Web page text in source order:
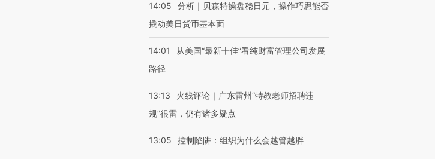
14:05
分析｜贝森特操盘稳日元，操作巧思能否
撬动美日货币基本面
14:01
从美国“最新十佳”看纯财富管理公司发展
路径
13:13
火线评论｜广东雷州“特教老师招聘违
规”很雷，仍有诸多疑点
13:05 控制陷阱：组织为什么会越管越胖